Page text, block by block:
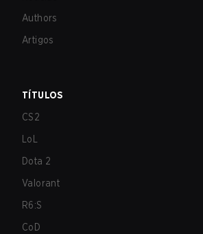
Authors
Artigos
TÍTULOS
CS2
LoL
Dota 2
Valorant
R6:S
CoD